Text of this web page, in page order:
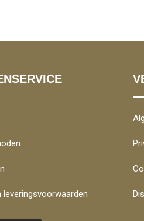
leveringsvoorwaarden